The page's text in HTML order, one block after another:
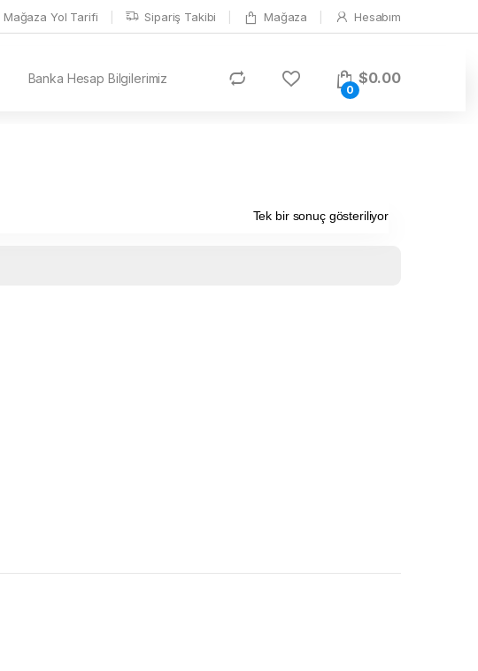
Mağaza Yol Tarifi Sipariş Takibi Mağaza Hesabım
Banka Hesap Bilgilerimiz
0
$0.00
Tek bir sonuç gösteriliyor